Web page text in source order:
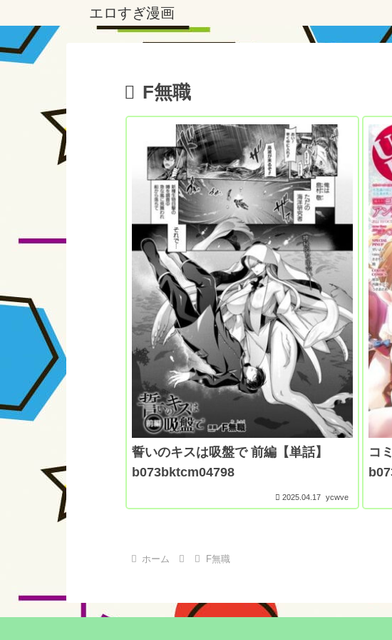
エロすぎ漫画
F無職
誓いのキスは吸盤で 前編【単話】
b073bktcm04798
2025.04.17 ycwve
コ
ホーム F無職